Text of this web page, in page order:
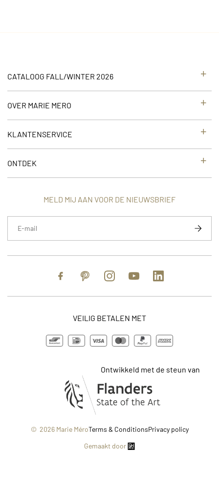
CATALOOG FALL/WINTER 2026
OVER MARIE MERO
KLANTENSERVICE
ONTDEK
MELD MIJ AAN VOOR DE NIEUWSBRIEF
FacebookPinterestInstagramYouTubehttps://
VEILIG BETALEN MET
Ontwikkeld met de steun van
© 2026 Marie MéroTerms & ConditionsPrivacy policy
Gemaakt door